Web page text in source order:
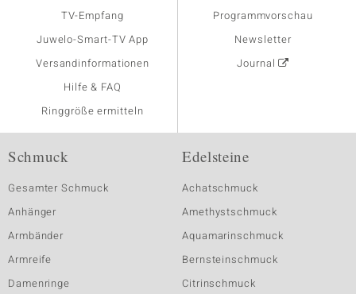
TV-Empfang
Juwelo-Smart-TV App
Versandinformationen
Hilfe & FAQ
Ringgröße ermitteln
Programmvorschau
Newsletter
Journal
Schmuck
Gesamter Schmuck
Anhänger
Armbänder
Armreife
Damenringe
Edelsteine
Achatschmuck
Amethystschmuck
Aquamarinschmuck
Bernsteinschmuck
Citrinschmuck